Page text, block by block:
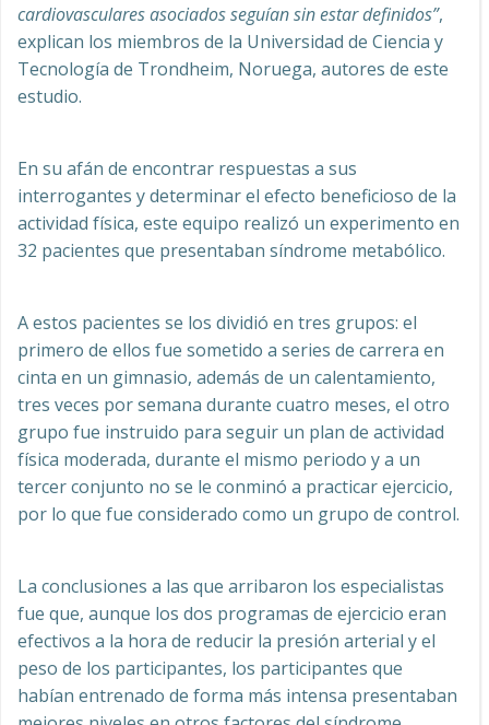
cardiovasculares asociados seguían sin estar definidos”,
explican los miembros de la Universidad de Ciencia y
Tecnología de Trondheim, Noruega, autores de este
estudio.
En su afán de encontrar respuestas a sus
interrogantes y determinar el efecto beneficioso de la
actividad física, este equipo realizó un experimento en
32 pacientes que presentaban síndrome metabólico.
A estos pacientes se los dividió en tres grupos: el
primero de ellos fue sometido a series de carrera en
cinta en un gimnasio, además de un calentamiento,
tres veces por semana durante cuatro meses, el otro
grupo fue instruido para seguir un plan de actividad
física moderada, durante el mismo periodo y a un
tercer conjunto no se le conminó a practicar ejercicio,
por lo que fue considerado como un grupo de control.
La conclusiones a las que arribaron los especialistas
fue que, aunque los dos programas de ejercicio eran
efectivos a la hora de reducir la presión arterial y el
peso de los participantes, los participantes que
habían entrenado de forma más intensa presentaban